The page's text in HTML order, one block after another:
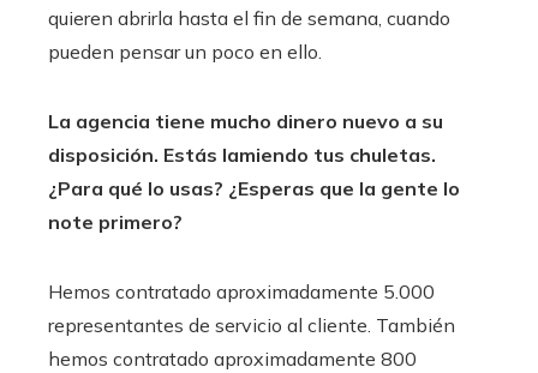
quieren abrirla hasta el fin de semana, cuando
pueden pensar un poco en ello.
La agencia tiene mucho dinero nuevo a su
disposición. Estás lamiendo tus chuletas.
¿Para qué lo usas? ¿Esperas que la gente lo
note primero?
Hemos contratado aproximadamente 5.000
representantes de servicio al cliente. También
hemos contratado aproximadamente 800